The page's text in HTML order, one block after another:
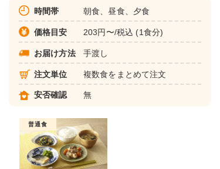
時間帯 朝食、昼食、夕食
価格目安 203円〜/税込 (1食分)
お届け方法 手渡し
注文単位 複数食をまとめて注文
安否確認 無
普通食